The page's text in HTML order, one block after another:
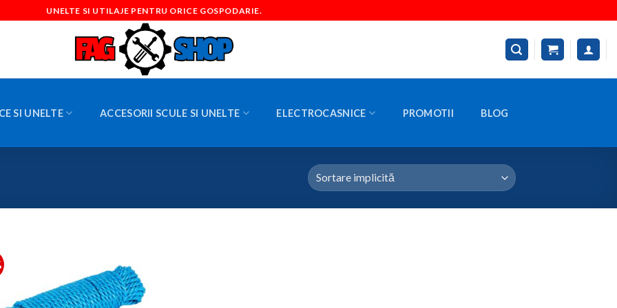
UNELTE SI UTILAJE PENTRU ORICE GOSPODARIE.
SI UNELTE ACCESORII SCULE SI UNELTE ELECTROCASNICE PROMOTII BLOG